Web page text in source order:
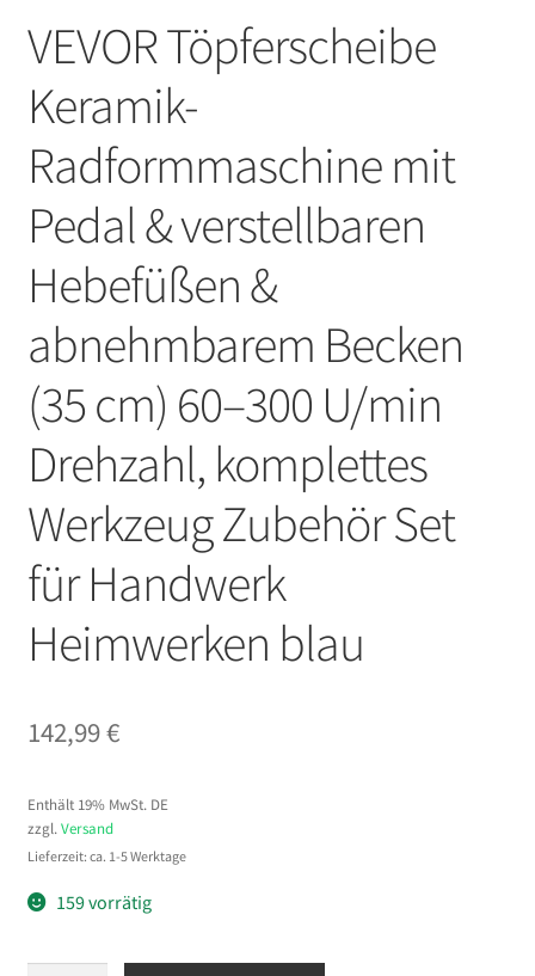
VEVOR Töpferscheibe
Keramik-
Radformmaschine mit
Pedal & verstellbaren
Hebefüßen &
abnehmbarem Becken
(35 cm) 60–300 U/min
Drehzahl, komplettes
Werkzeug Zubehör Set
für Handwerk
Heimwerken blau
142,99€
Enthält 19% MwSt. DE
zzgl. Versand
Lieferzeit: ca. 1-5 Werktage
159 vorrätig